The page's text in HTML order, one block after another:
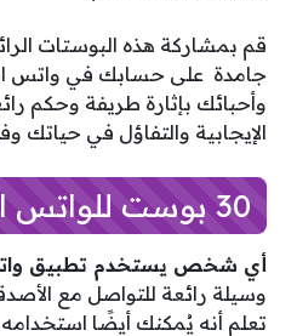
قم بمشاركة هذه البوستات
جامدة على حسابك في واتس
وأحبائك بإثارة طريفة وحكم
الإيجابية والتفاؤل في حياتك
30 بوست للواتس اب
أي شخص يستخدم تطبيق
وسيلة رائعة للتواصل مع
تعلم أنه يُمكنك أيضًا